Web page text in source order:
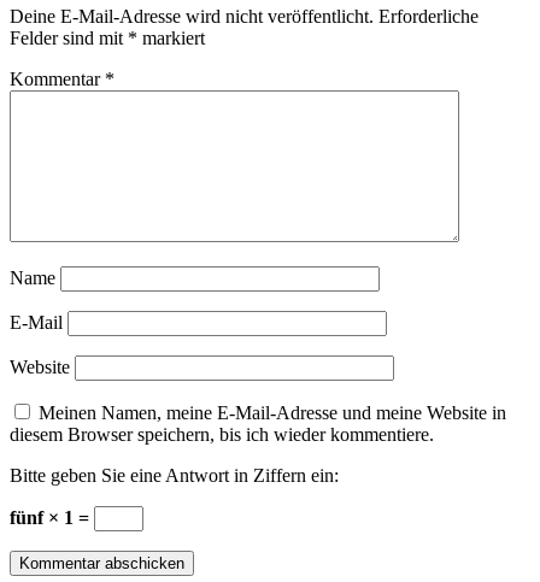
Deine E-Mail-Adresse wird nicht veröffentlicht. Erforderliche
Felder sind mit * markiert
Kommentar *
Name
E-Mail
Website
Meinen Namen, meine E-Mail-Adresse und meine Website in
diesem Browser speichern, bis ich wieder kommentiere.
Bitte geben Sie eine Antwort in Ziffern ein:
fünf × 1 =